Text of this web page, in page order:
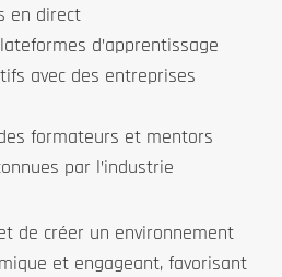
en direct
d’apprentissage
avec des entreprises
formateurs et mentors
par l’industrie
de créer un environnement
et engageant, favorisant